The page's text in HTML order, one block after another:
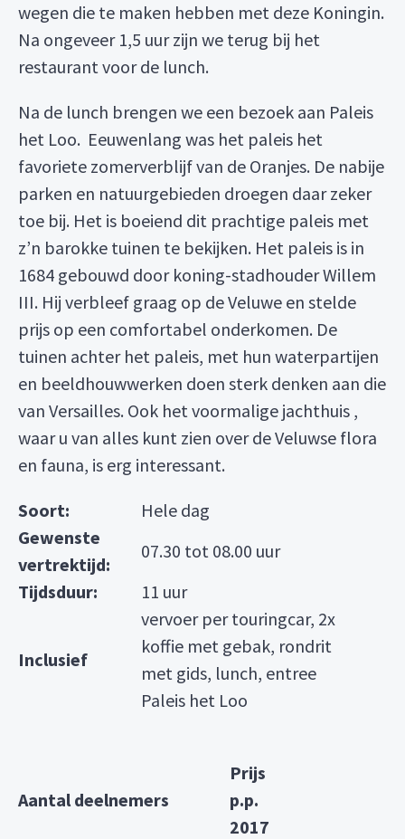
wegen die te maken hebben met deze Koningin.
Na ongeveer 1,5 uur zijn we terug bij het
restaurant voor de lunch.
Na de lunch brengen we een bezoek aan Paleis
het Loo. Eeuwenlang was het paleis het
favoriete zomerverblijf van de Oranjes. De nabije
parken en natuurgebieden droegen daar zeker
toe bij. Het is boeiend dit prachtige paleis met
z’n barokke tuinen te bekijken. Het paleis is in
1684 gebouwd door koning-stadhouder Willem
III. Hij verbleef graag op de Veluwe en stelde
prijs op een comfortabel onderkomen. De
tuinen achter het paleis, met hun waterpartijen
en beeldhouwwerken doen sterk denken aan die
van Versailles. Ook het voormalige jachthuis ,
waar u van alles kunt zien over de Veluwse flora
en fauna, is erg interessant.
Soort:
Hele dag
Gewenste
vertrektijd:
07.30 tot 08.00 uur
Tijdsduur:
11 uur
Inclusief
vervoer per touringcar, 2x
koffie met gebak, rondrit
met gids, lunch, entree
Paleis het Loo
Aantal deelnemers
Prijs
p.p.
2017